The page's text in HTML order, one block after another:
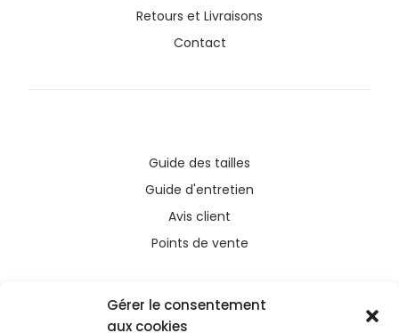
Gérer le consentement
aux cookies
Retours et Livraisons
Contact
Guide des tailles
Guide d'entretien
Avis client
Points de vente